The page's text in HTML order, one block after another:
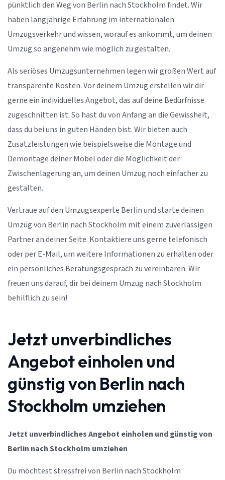
pünktlich den Weg von Berlin nach Stockholm findet. Wir
haben langjährige Erfahrung im internationalen
Umzugsverkehr und wissen, worauf es ankommt, um deinen
Umzug so angenehm wie möglich zu gestalten.
Als seriöses Umzugsunternehmen legen wir großen Wert auf
transparente Kosten. Vor deinem Umzug erstellen wir dir
gerne ein individuelles Angebot, das auf deine Bedürfnisse
zugeschnitten ist. So hast du von Anfang an die Gewissheit,
dass du bei uns in guten Händen bist. Wir bieten auch
Zusatzleistungen wie beispielsweise die Montage und
Demontage deiner Möbel oder die Möglichkeit der
Zwischenlagerung an, um deinen Umzug noch einfacher zu
gestalten.
Vertraue auf den Umzugsexperte Berlin und starte deinen
Umzug von Berlin nach Stockholm mit einem zuverlässigen
Partner an deiner Seite. Kontaktiere uns gerne telefonisch
oder per E-Mail, um weitere Informationen zu erhalten oder
ein persönliches Beratungsgespräch zu vereinbaren. Wir
freuen uns darauf, dir bei deinem Umzug nach Stockholm
behilflich zu sein!
Jetzt unverbindliches
Angebot einholen und
günstig von Berlin nach
Stockholm umziehen
Jetzt unverbindliches Angebot einholen und günstig von
Berlin nach Stockholm umziehen
Du möchtest stressfrei von Berlin nach Stockholm